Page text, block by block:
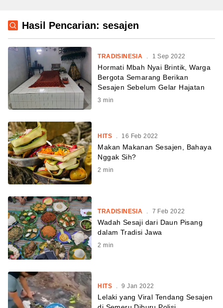
Hasil Pencarian: sesajen
TRADISINESIA . 1 Sep 2022
Hormati Mbah Nyai Brintik, Warga
Bergota Semarang Berikan
Sesajen Sebelum Gelar Hajatan
3 min
HITS . 16 Feb 2022
Makan Makanan Sesajen, Bahaya
Nggak Sih?
2 min
TRADISINESIA 7 Feb 2022
Wadah Sesaji dari Daun Pisang
dalam Tradisi Jawa
2 min
HITS . 9 Jan 2022
Lelaki yang Viral Tendang Sesajen